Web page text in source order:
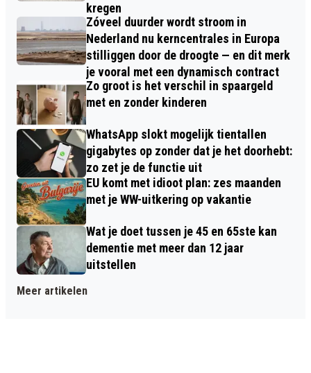
kregen
Zóveel duurder wordt stroom in
Nederland nu kerncentrales in Europa
stilliggen door de droogte — en dit merk
je vooral met een dynamisch contract
Zo groot is het verschil in spaargeld
met en zonder kinderen
WhatsApp slokt mogelijk tientallen
gigabytes op zonder dat je het doorhebt:
zo zet je de functie uit
EU komt met idioot plan: zes maanden
met je WW-uitkering op vakantie
Wat je doet tussen je 45 en 65ste kan
dementie met meer dan 12 jaar
uitstellen
Meer artikelen